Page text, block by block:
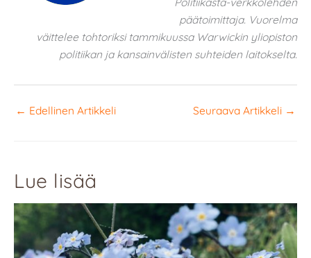
päätoimittaja. Vuorelma
väittelee tohtoriksi tammikuussa Warwickin yliopiston
politiikan ja kansainvälisten suhteiden laitokselta.
← Edellinen Artikkeli Seuraava Artikkeli →
Lue lisää